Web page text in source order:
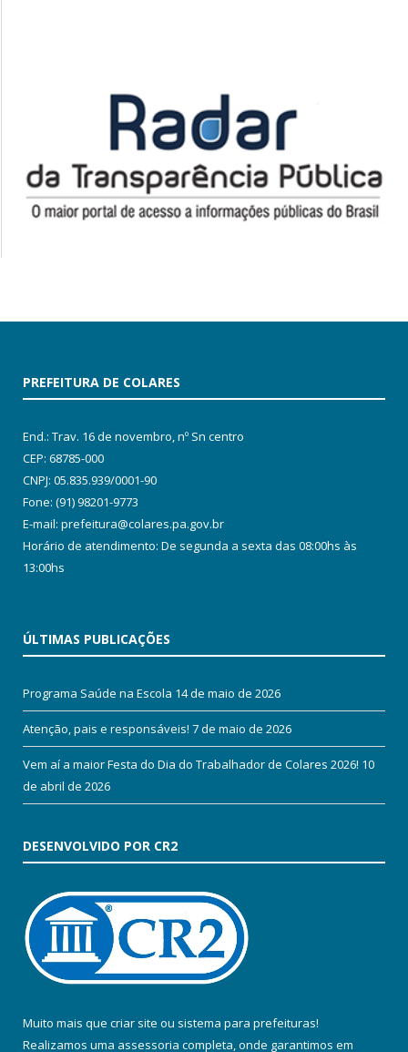
PREFEITURA DE COLARES
End.: Trav. 16 de novembro, nº Sn centro
CEP: 68785-000
CNPJ: 05.835.939/0001-90
Fone: (91) 98201-9773
E-mail: prefeitura@colares.pa.gov.br
Horário de atendimento: De segunda a sexta das 08:00hs às
13:00hs
ÚLTIMAS PUBLICAÇÕES
Programa Saúde na Escola 14 de maio de 2026
Atenção, pais e responsáveis! 7 de maio de 2026
Vem aí a maior Festa do Dia do Trabalhador de Colares 2026! 10
de abril de 2026
DESENVOLVIDO POR CR2
Muito mais que criar site ou sistema para prefeituras!
Realizamos uma assessoria completa, onde garantimos em